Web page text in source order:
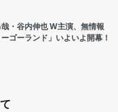
哉・谷内伸也 W主演、無情報
ゴーランド」いよいよ開幕！